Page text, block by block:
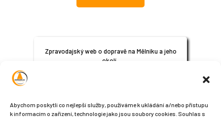
Abychom poskytli co nejlepší služby, používáme k ukládání a/nebo přístupu
k informacím o zařízení, technologie jako jsou soubory cookies. Souhlas s
Zpravodajský web o dopravě na Mělníku a jeho
okolí.